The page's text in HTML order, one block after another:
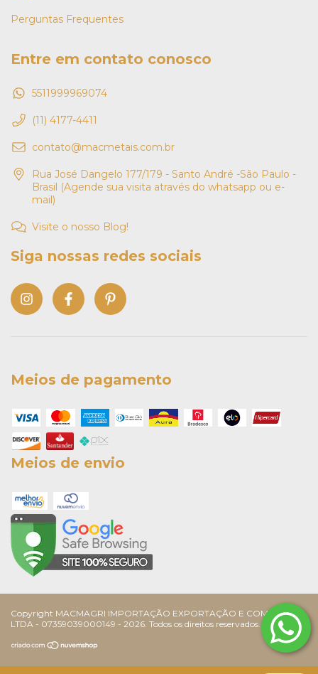
Perguntas Frequentes
Entre em contato conosco
5511999969074
(11) 4177-4411
contato@macmetais.com.br
Rua José Dangelo 177/179 - Santo André -São Paulo -
Brasil (Agende sua visita através do whatsapp ou e-
mail)
Visite o nosso Blog!
Siga nossas redes sociais
Meios de pagamento
Meios de envio
Copyright MACMAGRI IMPORTAÇÃO EXPORTAÇÃO E COMÉRCIO
LTDA - 07359039000149 - 2026. Todos os direitos reservados.